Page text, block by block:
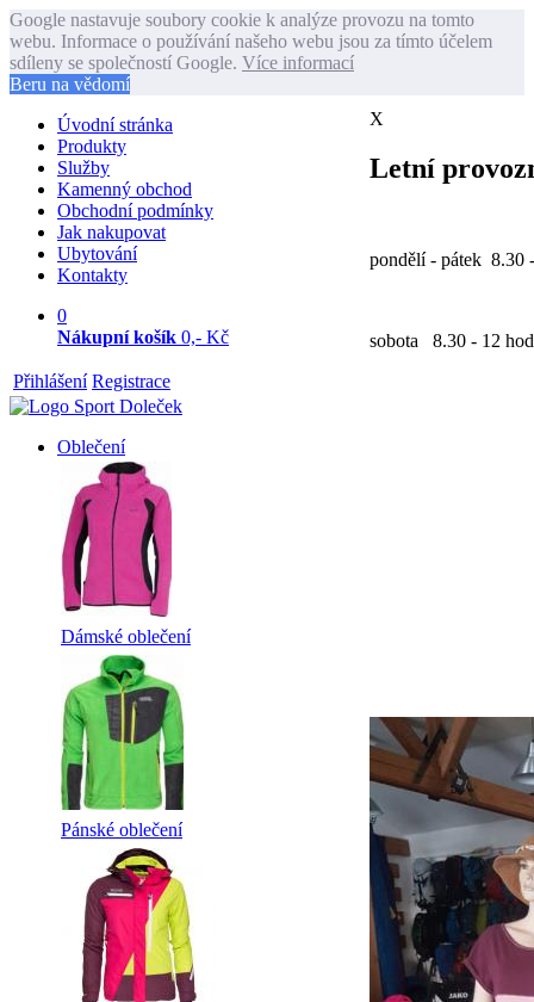
Google nastavuje soubory cookie k analýze provozu na tomto
webu. Informace o používání našeho webu jsou za tímto účelem
sdíleny se společností Google. Více informací
Beru na vědomí
X
Letní
pondělí - pátek 8.30
sobota 8.30 - 12 hod
Úvodní stránka
Produkty
Služby
Kamenný obchod
Obchodní podmínky
Jak nakupovat
Ubytování
Kontakty
0
Nákupní košík 0,- Kč
Přihlášení Registrace
Oblečení
Dámské oblečení
Pánské oblečení